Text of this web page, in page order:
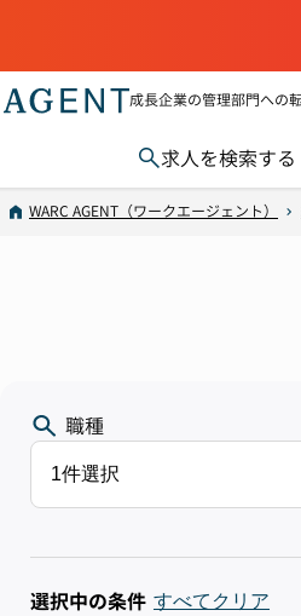
成長企業の管理部門への
求人を検索する
WARC AGENT（ワークエージェント）
職種
1件選択
選択中の条件 すべてクリア